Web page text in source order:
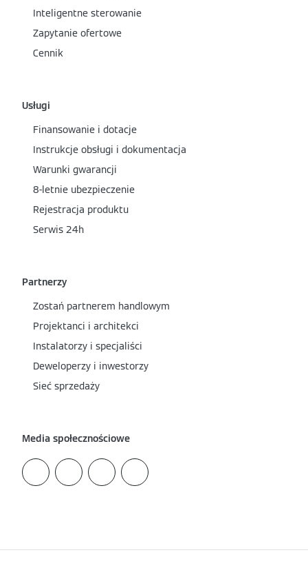
Inteligentne sterowanie
Zapytanie ofertowe
Cennik
Usługi
Finansowanie i dotacje
Instrukcje obsługi i dokumentacja
Warunki gwarancji
8-letnie ubezpieczenie
Rejestracja produktu
Serwis 24h
Partnerzy
Zostań partnerem handlowym
Projektanci i architekci
Instalatorzy i specjaliści
Deweloperzy i inwestorzy
Sieć sprzedaży
Media społecznościowe